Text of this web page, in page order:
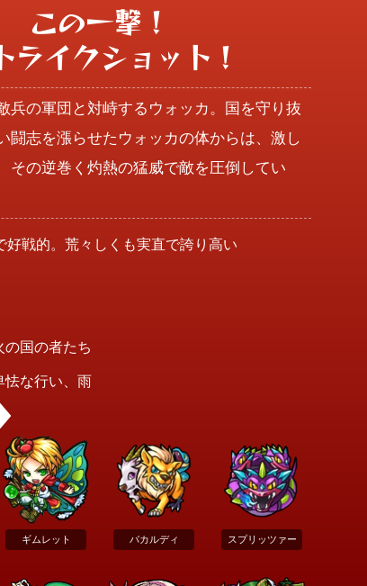
この一撃！
ライクショット！
兵の軍団と対峙するウォッカ。国を守り抜
闘志を漲らせたウォッカの体からは、激し
その逆巻く灼熱の猛威で敵を圧倒してい
好戦的。荒々しくも実直で誇り高い
の国の者たち
怯な行い、雨
ギムレット バカルディ スプリッツァー